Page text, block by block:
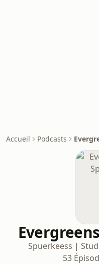
Accueil Podcasts
Spuerkeess |
53